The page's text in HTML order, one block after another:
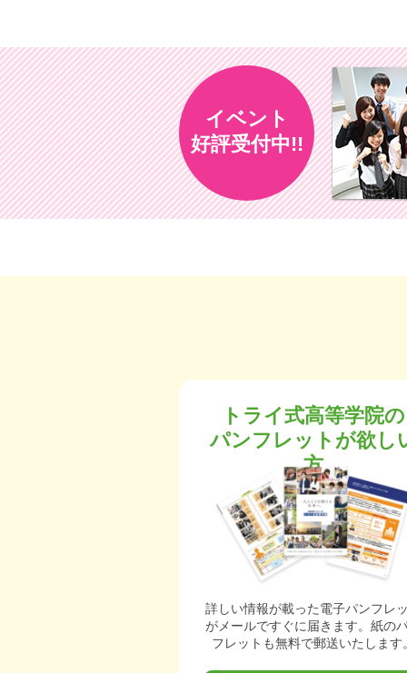
イベント
好評受付中!!
トライ式高等学院の
パンフレットが欲し
方
詳しい情報が載った電子パンフレ
がメールですぐに届きます。紙の
フレットも無料で郵送いたします。